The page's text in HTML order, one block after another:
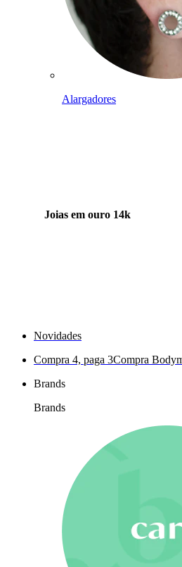
Alargadores
Joias em ouro 14k
Novidades
Compra 4, paga 3Compra
Brands
Brands